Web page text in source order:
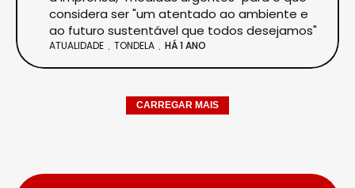
considera ser "um atentado ao ambiente e
ao futuro sustentável que todos desejamos"
ATUALIDADE TONDELA HÁ 1 ANO
CARREGAR MAIS